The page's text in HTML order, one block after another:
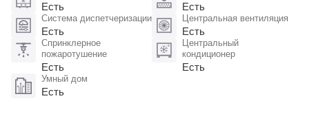
Есть Есть
Система диспетчеризации
Есть
Центральная вентиляция
Есть
Спринклерное
пожаротушение
Есть
Центральный
кондиционер
Есть
Умный дом
Есть